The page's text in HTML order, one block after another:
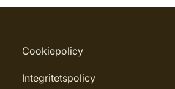
Cookiepolicy
Integritetspolicy